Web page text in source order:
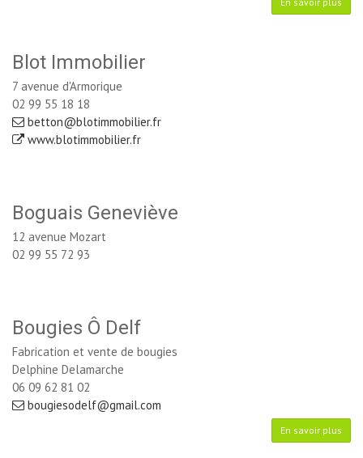
Blot Immobilier
7 avenue d'Armorique
02 99 55 18 18
betton@blotimmobilier.fr
www.blotimmobilier.fr
Boguais Geneviève
12 avenue Mozart
02 99 55 72 93
Bougies Ô Delf
Fabrication et vente de bougies
Delphine Delamarche
06 09 62 81 02
bougiesodelf@gmail.com
En savoir plus